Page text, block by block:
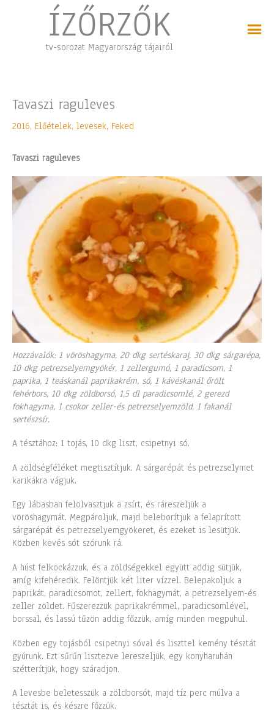
ÍZŐRZŐK
tv-sorozat Magyarország tájairól
Tavaszi raguleves
2016, Előételek, levesek, Feked
Tavaszi raguleves
Hozzávalók: 1 vöröshagyma, 20 dkg sertéskaraj, 30 dkg sárgarépa,
10 dkg petrezselyemgyökér, 1 zellergumó, 1 paradicsom, 1
paprika, 1 teáskanál paprikakrém, só, 1 kávéskanál őrölt
fehérbors, 10 dkg zöldborsó, 1,5 dl paradicsomlé, 2 gerezd
fokhagyma, 1 csokor zeller-és petrezselyemzöld, 1 fakanál
sertészsír.
A tésztához: 1 tojás, 10 dkg liszt, csipetnyi só.
A zöldségféléket megtisztítjuk. A sárgarépát és petrezselymet
karikákra vágjuk.
Egy lábasban felolvasztjuk a zsírt, és ráreszeljük a
vöröshagymát. Megpároljuk, majd beleborítjuk a felaprított
sárgarépát és petrezselyemgyökeret, és ezeket is lesütjük.
Közben kevés sót szórunk rá.
A húst felkockázzuk, és a zöldségekkel együtt addig sütjük,
amíg kifehéredik. Felöntjük két liter vízzel. Belepakoljuk a
paprikát, paradicsomot, zellert, fokhagymát, a petrezselyem-és
zeller zöldet. Fűszerezzük paprikakrémmel, paradicsomlével,
borssal, és lassú tűzön addig főzzük, amíg minden megpuhul.
Közben egy tojásból csipetnyi sóval és liszttel kemény tésztát
gyúrunk. Ezt sűrűn lisztezve lereszeljük, egy konyharuhán
szétterítjük, hogy száradjon.
A levesbe beletesszük a zöldborsót, majd tíz perc múlva a
tésztát is, és készre főzzük.